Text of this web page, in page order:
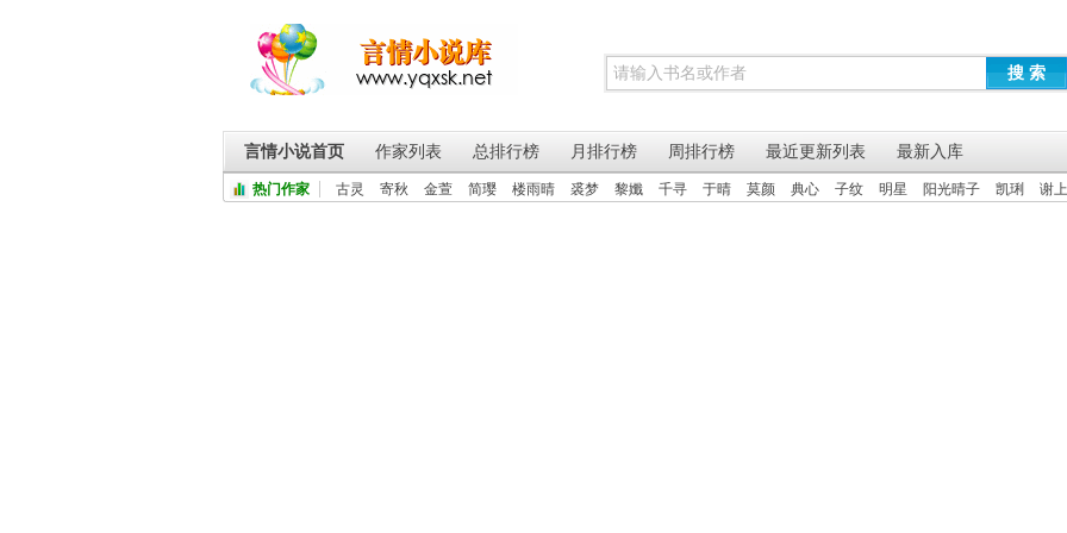
搜 索
言情小说首页 作家列表 总排行榜 月排行榜 周排行榜 最近更新列表 最新入库
热门作家 古灵 寄秋 金萱 简璎 楼雨晴 裘梦 黎孅 千寻 于晴 莫颜 典心 子纹 明星 阳光晴子 凯琍 谢